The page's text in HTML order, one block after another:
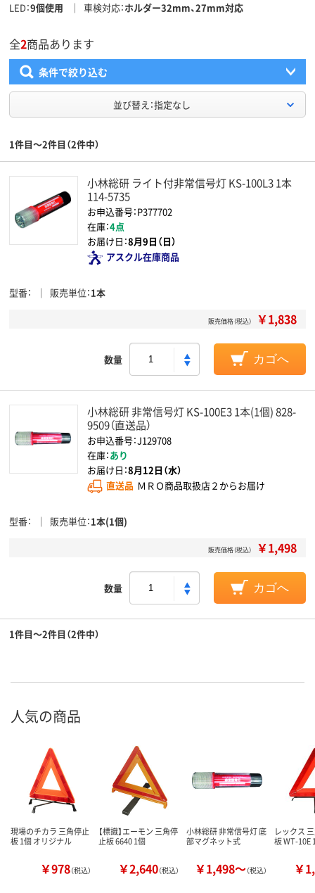
LED 9個使用 車検対応 ホルダー32mm、27mm対応
全2商品あります
条件で絞り込む
並び替え：指定なし
1件目～2件目（2件中）
小林総研 ライト付非常信号灯 KS-100L3 1本
114-5735
お申込番号：P377702
在庫：4点
お届け日：8月9日（日）
アスクル在庫商品
型番 販売単位 1本
販売価格（税込） ￥1,838
数量 カゴへ
小林総研 非常信号灯 KS-100E3 1本(1個) 828-
9509（直送品）
お申込番号：J129708
在庫：あり
お届け日：8月12日（水）
直送品 ＭＲＯ商品取扱店２からお届け
型番 販売単位 1本(1個)
販売価格（税込） ￥1,498
数量 カゴへ
1件目～2件目（2件中）
人気の商品
現場のチカラ 三角停止
板 1個 オリジナル
￥978（税込）
【標識】エーモン 三角停
止板 6640 1個
￥2,640（税込）
小林総研 非常信号灯 底
部マグネット式
￥1,498～（税込）
レックス
板 WT-10E
￥